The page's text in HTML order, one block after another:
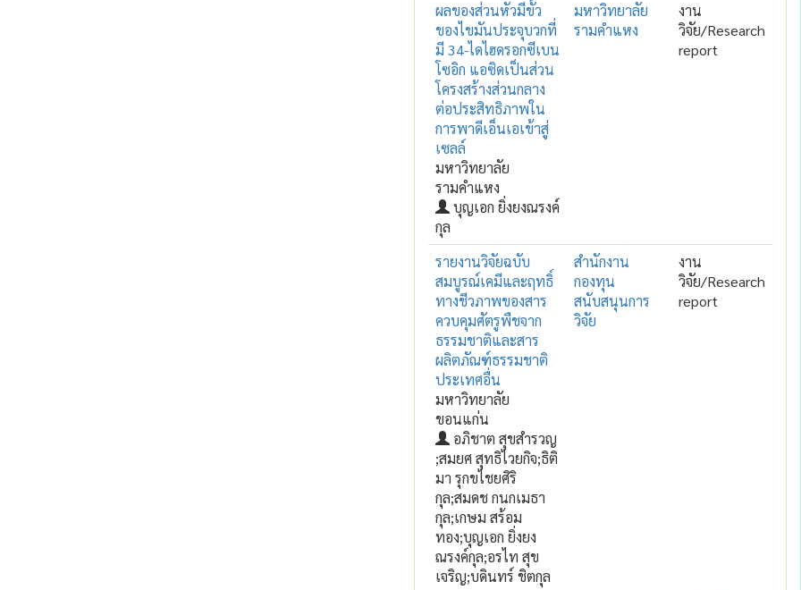
ผลของส่วนหัวมีขั้ว
ของไขมันประจุบวกที่
มี 34-ไดไฮดรอกซีเบน
โซอิก แอซิดเป็นส่วน
โครงสร้างส่วนกลาง
ต่อประสิทธิภาพใน
การพาดีเอ็นเอเข้าสู่
เซลล์
มหาวิทยาลัย
รามคำแหง
บุญเอก ยิ่งยงณรงค์
กุล
มหาวิทยาลัย
รามคำแหง
งาน
วิจัย/Research
report
รายงานวิจัยฉบับ
สมบูรณ์เคมีและฤทธิ์
ทางชีวภาพของสาร
ควบคุมศัตรูพืชจาก
ธรรมชาติและสาร
ผลิตภัณฑ์ธรรมชาติ
ประเทศอื่น
มหาวิทยาลัย
ขอนแก่น
อภิชาต สุขสำรวญ
;สมยศ สุทธิไวยกิจ;ธิติ
มา รุกขไชยศิริ
กุล;สมดช กนกเมธา
กุล;เกษม สร้อม
ทอง;บุญเอก ยิ่งยง
ณรงค์กุล;อรไท สุข
เจริญ;บดินทร์ ชิตกุล
สำนักงาน
กองทุน
สนับสนุนการ
วิจัย
งาน
วิจัย/Research
report